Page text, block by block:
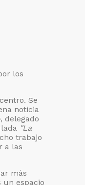
los
Se
noticia
, delegado
"La
trabajo
a las
más
un espacio